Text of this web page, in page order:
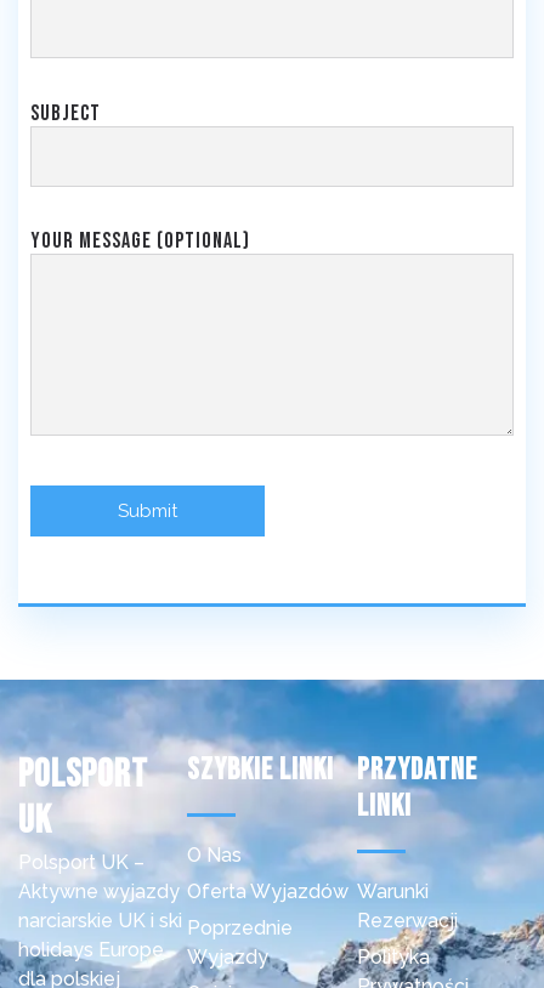
Subject
Your message (optional)
Polsport
uk
Polsport UK –
Aktywne wyjazdy
narciarskie UK i ski
holidays Europe
dla polskiej
Szybkie Linki
O Nas
Oferta Wyjazdów
Poprzednie
Wyjazdy
Przydatne
Linki
Warunki
Rezerwacji
Polityka